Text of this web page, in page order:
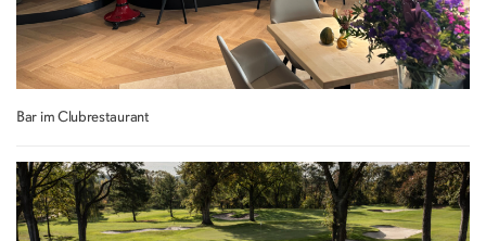
Bar im Clubrestaurant